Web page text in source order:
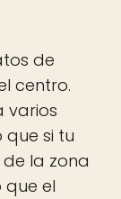
de
centro.
varios
si tu
la zona
el